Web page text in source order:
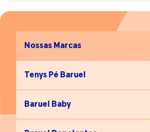
Nossas Marcas
Tenys Pé Baruel
Baruel Baby